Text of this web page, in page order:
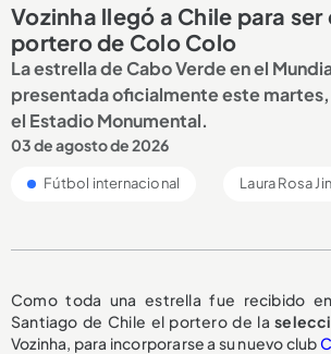
Vozinha llegó a Chile para ser
portero de Colo Colo
La estrella de Cabo Verde en el
presentada oficialmente este
el Estadio Monumental.
03 de agosto de 2026
Fútbol internacional Laura Rosa
Como toda una estrella fue recibido
Santiago de Chile el portero de la
Vozinha, para incorporarse a su nuevo club